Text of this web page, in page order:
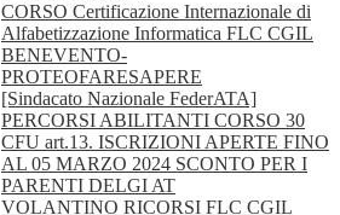
CORSO Certificazione Internazionale di
Alfabetizzazione Informatica FLC CGIL
BENEVENTO-
PROTEOFARESAPERE
[Sindacato Nazionale FederATA]
PERCORSI ABILITANTI CORSO 30
CFU art.13. ISCRIZIONI APERTE FINO
AL 05 MARZO 2024 SCONTO PER I
PARENTI DELGI AT
VOLANTINO RICORSI FLC CGIL